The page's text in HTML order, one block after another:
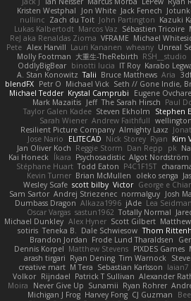
Kristen Westphal
Jon White Jack Fenech
nullinc Zach du Toit John Partington Kazuki
Lukas Kalbertodt Marcos Vaz Sébastien Tricoire
ReJ aka Renaldas Zioma VFRAME Michael
Pete Alex Harvill Lauri Kananen wheany Unreal
Molly Footman 大重生-TheRebirth RSH__studio
OddlyBigBear binotti lucia IT Roy Karabo
A. Stan Konowitz Talii Bruce Matthews Aria
blendFX Petr O Michael Vick Seth // Gone Indie,
Michael Tedder Krystal Camprubi Eugene
Mark Mazaitis Jeff The Sarah Hirsch Paul
Taylor Galen Kadee Steven Ekholm Stephen
Sarah Wiener Andrew Faithfull
Resilient Picture Company Almighty Laxz
Jose Nario
ELITECAD Nick Storey Ryan Kim
Jan Oliver Koch Reggie Storm Dan Repp pk
Kai Honeck Íkara Psychosadistic Algot Nordström
Stéphane Huart Todd Eaton P4C1F15T
Kevin Turner Brian McMullen oleko senga
Wesley Scafe scott bilby Victor George e
Sam Sartor Andrej Striezenec normalguy Josh
Dumbass Dragon Alkaza1996 jAde Lea
Oscar Vargas sastun1962 Totally Normal
Michael Dunkley Alex Hyner Scott Gilbert
sotiris Teneka B. Dale Schwiesow Thom
Brandon Jordan Frode Lund Tharaldsen
Dennis Korpel Matthew Stevens PIXDES Games
arash tirgari Ryan Dening Tim Warnock
creative mart M Tera Sebastian Karlsson Iaian7
Volkor Rijndael Patrick T Sullivan Alexander
Moira
Never Give Up Sunamii Ryan Rohrer
Michigan J Frog Harvey Fong CJ Guzman